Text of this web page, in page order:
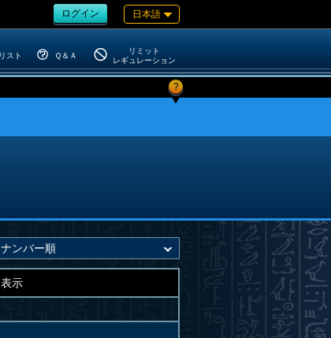
ログイン 日本語
スト Ｑ＆Ａ
リミット
レギュレーション
?
示